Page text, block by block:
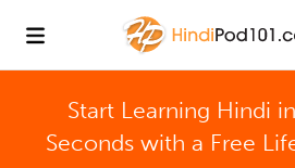
Start Learning Hindi
Seconds with a Free